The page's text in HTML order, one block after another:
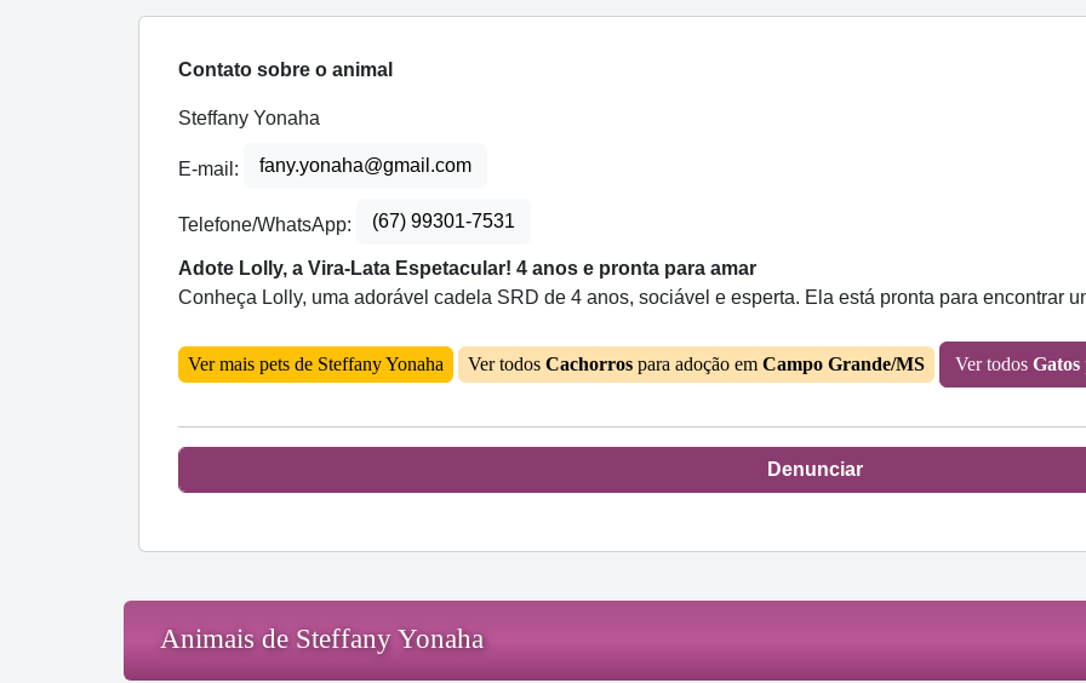
Contato sobre o animal
Steffany Yonaha
E-mail: fany.yonaha@gmail.com
Telefone/WhatsApp: (67) 99301-7531
Adote Lolly, a Vira-Lata Espetacular! 4 anos e pronta para amar
Conheça Lolly, uma adorável cadela SRD de 4 anos, sociável e esperta. Ela está pronta para encontrar
Ver mais pets de Steffany Yonaha Ver todos Cachorros para adoção em Campo Grande/MS Ver todos Gatos
Denunciar
Animais de Steffany Yonaha